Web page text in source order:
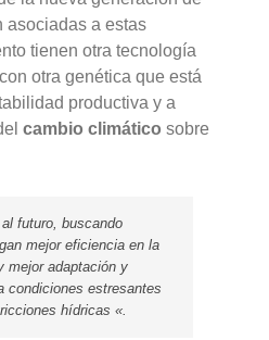
asociadas a estas
tienen otra tecnología
otra genética que está
productiva y a
cambio climáticosobre
futuro, buscando
mejor eficiencia en la
mejor adaptación y
condiciones estresantes
hídricas «.